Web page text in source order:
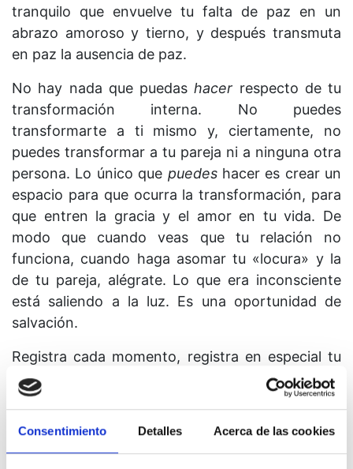
Consentimiento Detalles Acerca de las cookies
tranquilo que envuelve tu falta de paz en un
abrazo amoroso y tierno, y después transmuta
en paz la ausencia de paz.
No hay nada que puedashacer respecto de tu
transformación interna. No puedes
transformarte a ti mismo y, ciertamente, no
puedes transformar a tu pareja ni a ninguna otra
persona. Lo único que puedes hacer es crear un
espacio para que ocurra la transformación, para
que entren la gracia y el amor en tu vida. De
modo que cuando veas que tu relación no
funciona, cuando haga asomar tu «locura» y la
de tu pareja, alégrate. Lo que era inconsciente
está saliendo a la luz. Es una oportunidad de
salvación.
Registra cada momento, registra en especial tu
estado interno en cada momento. Si estás
enfadado, debes saber que estás enfadado. Si te